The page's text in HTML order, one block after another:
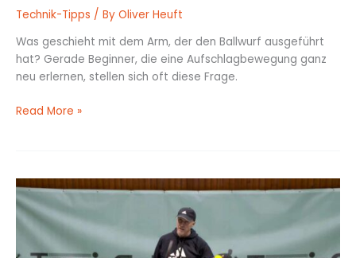
Technik-Tipps / By Oliver Heuft
Was geschieht mit dem Arm, der den Ballwurf ausgeführt
hat? Gerade Beginner, die eine Aufschlagbewegung ganz
neu erlernen, stellen sich oft diese Frage.
Read More »
Wurf-
und
Schlagarm
zusammenführen